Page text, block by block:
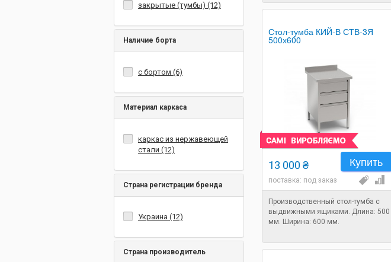
Стол-тумба КИЙ-В СТВ-3Я
500х600
Купить
13 000 ₴
поставка: под заказ
Производственный стол-тумба с
выдвижными ящиками. Длина: 500
мм. Ширина: 600 мм.
закрытые (тумбы) (12)
Наличие борта
с бортом (6)
Материал каркаса
каркас из нержавеющей
стали (12)
Страна регистрации бренда
Украина (12)
Страна производитель